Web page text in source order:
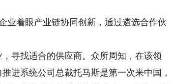
着眼产业链协同创新，通过遴选合作伙
寻找适合的供应商。众所周知，在该领
进系统公司总裁托马斯是第一次来中国，